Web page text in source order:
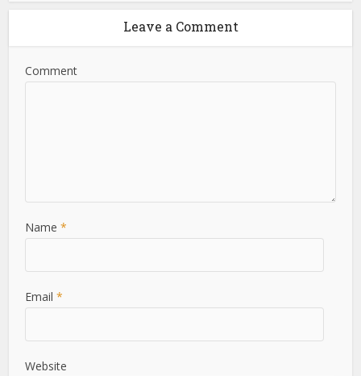
Leave a Comment
Comment
Name*
Email*
Website